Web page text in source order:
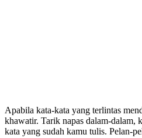
Apabila kata-kata yang terlintas
khawatir. Tarik napas dalam-dalam,
kata yang sudah kamu tulis. Pelan-